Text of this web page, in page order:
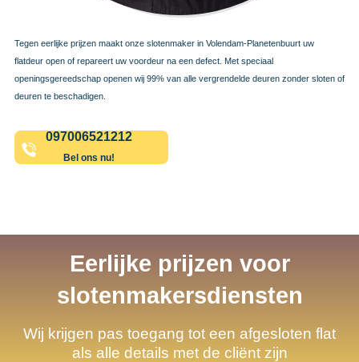
Tegen eerlijke prijzen maakt onze slotenmaker in Volendam-Planetenbuurt uw
flatdeur open of repareert uw voordeur na een defect. Met speciaal
openingsgereedschap openen wij 99% van alle vergrendelde deuren zonder sloten of
deuren te beschadigen.
097006521212
Bel ons nu!
Eerlijke prijzen voor
slotenmakersdiensten
Wij krijgen pas toegang tot een afgesloten flat
als alle details met de cliënt zijn